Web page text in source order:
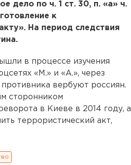
дело по ч. 1 ст. 30, п. «а» ч.
к
На период следствия
в процессе изучения
«М.» и «А.», через
вербуют россиян.
сторонником
в Киеве в 2014 году, а
террористический акт,